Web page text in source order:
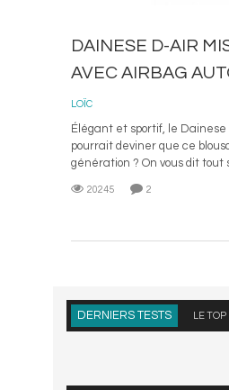
DAINESE D-AIR
AVEC AIRBAG
LOÏC
Élégant et sportif, le Dainese
pourrait deviner que ce
génération ? On vous dit tout
20245 2
DERNIERS TESTS LE